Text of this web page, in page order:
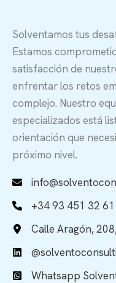
Solventamos tus
Estamos
satisfacción de
enfrentar los retos
complejo. Nuestro
especializados está
orientación que
próximo nivel.
+34 93 451 32 61
Calle Aragón,
Whatsapp